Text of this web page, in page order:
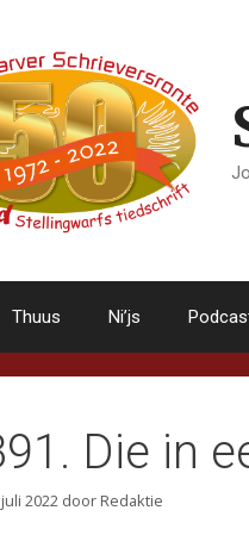
Thuus Ni’js
Die in
2022 door Redaktie